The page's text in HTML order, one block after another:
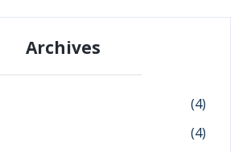
Archives
(4)
(4)